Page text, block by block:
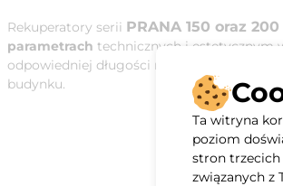
Rekuperatory serii PRANA 150 oraz 200
parametrach technicznych i estetycznym
odpowiedniej długości modułu
budynku.
Ta witryna
poziom
stron trzecich
związanych z